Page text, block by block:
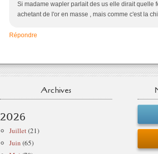
Si madame wapler parlait des us elle dirait quelle
achetant de l'or en masse , mais comme c'est la
Répondre
Archives
2026
Juillet(21)
Juin (65)